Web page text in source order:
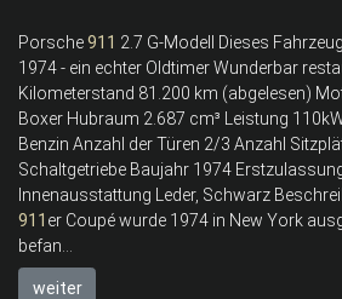
Porsche911 2.7 G-Modell Dieses
1974 - ein echter Oldtimer Wunderbar
Kilometerstand 81.200 km (abgelesen)
Boxer Hubraum 2.687 cm³ Leistung
Benzin Anzahl der Türen 2/3 Anzahl
Schaltgetriebe Baujahr 1974
Innenausstattung Leder, Schwarz
911 er Coupé wurde 1974 in New York
befan...
weiter